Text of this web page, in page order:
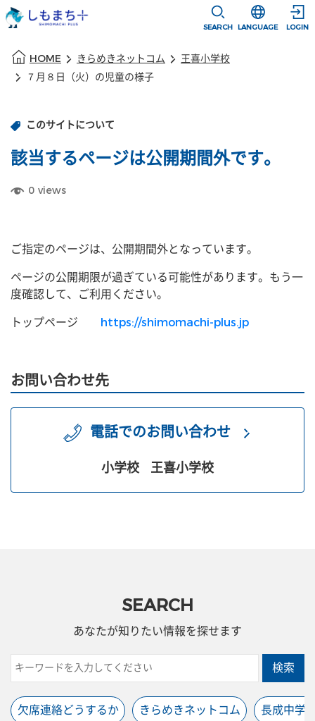
SEARCH
選択すると言
LANGUAGE LOGIN
HOME きらめきネットコム
王喜小学校
７月８日（火）の児童の様子
このサイトについて
該当するページは公開期間外です。
0 views
ご指定のページは、公開期間外となっています。
ページの公開期限が過ぎている可能性があります。もう一
度確認して、ご利用ください。
トップページ
https://shimomachi-plus.jp
お問い合わせ先
電話でのお問い合わせ
小学校 王喜小学校
SEARCH
あなたが知りたい情報を探せます
検索
欠席連絡どうするか きらめきネットコム 長成中学